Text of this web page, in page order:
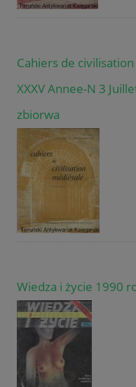
Cahiers de
XXXV Annee-N 3
zbiorwa
Wiedza i życie 1990